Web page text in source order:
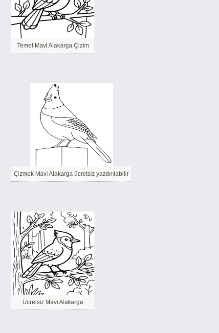
Temel Mavi Alakarga Çizim
Çizmek Mavi Alakarga ücretsiz yazdırılabilir
Ücretsiz Mavi Alakarga